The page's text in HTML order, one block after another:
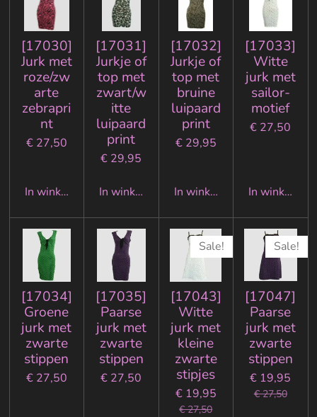
[17030]
Jurk met
roze/zw
arte
zebrapri
nt
€ 27,50
In winkelwagen
[17031]
Jurkje of
top met
zwart/w
itte
luipaard
print
€ 29,95
In winkelwagen
[17032]
Jurkje of
top met
bruine
luipaard
print
€ 29,95
In winkelwagen
[17033]
Witte
jurk met
sailor-
motief
€ 27,50
In
[17034]
Groene
jurk met
zwarte
stippen
€ 27,50
[17035]
Paarse
jurk met
zwarte
stippen
€ 27,50
Sale!
[17043]
Witte
jurk met
kleine
zwarte
stipjes
€ 19,95
€ 27,50
Sale!
[17047]
Paarse
jurk met
zwarte
stippen
€ 19,95
€ 27,50